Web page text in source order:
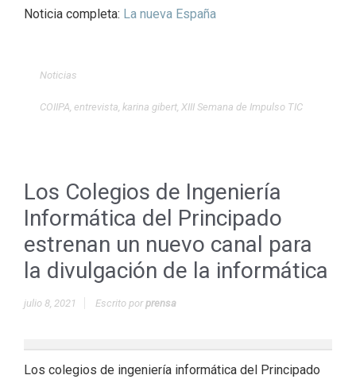
Noticia completa: La nueva España
Noticias
COIIPA, entrevista, karina gibert, XIII Semana de Impulso TIC
Los Colegios de Ingeniería
Informática del Principado
estrenan un nuevo canal para
la divulgación de la informática
julio 8, 2021 Escrito porprensa
Los colegios de ingeniería informática del Principado